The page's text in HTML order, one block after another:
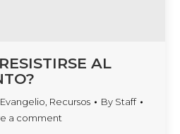
AL
Evangelio Recursos By Staff
a comment